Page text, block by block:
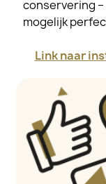
conservering
mogelijk
Link naar